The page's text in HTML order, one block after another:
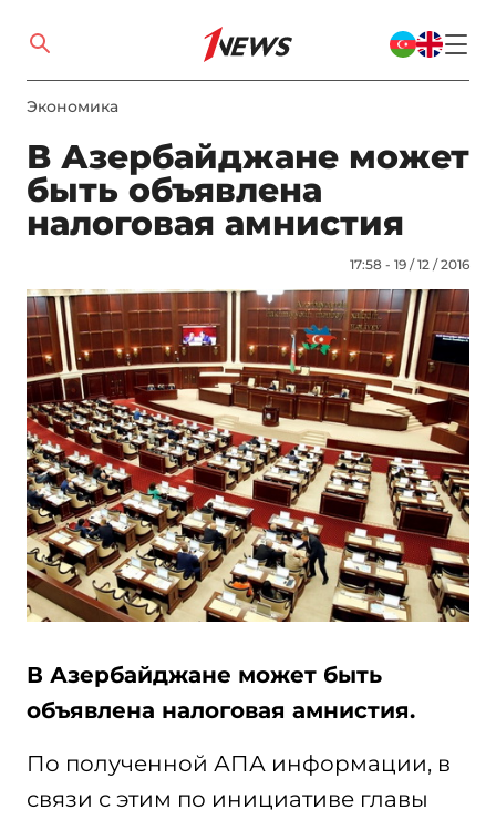
Экономика
В Азербайджане может
быть объявлена
налоговая амнистия
17:58 - 19 / 12 / 2016
В Азербайджане может быть
объявлена налоговая амнистия.
По полученной АПА информации, в
связи с этим по инициативе главы